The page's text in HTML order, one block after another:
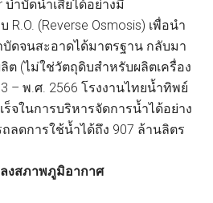
บำบัดน้ำเสียได้อย่างมี
(Reverse Osmosis) เพื่อนำ
ดจนสะอาดได้มาตรฐาน กลับมา
(ไม่ใช่วัตถุดิบสำหรับผลิตเครื่อง
– พ.ศ. 2566 โรงงานไทยน้ำทิพย์
ร็จในการบริหารจัดการน้ำได้อย่าง
ลดการใช้น้ำได้ถึง 907 ล้านลิตร
งสภาพภูมิอากาศ